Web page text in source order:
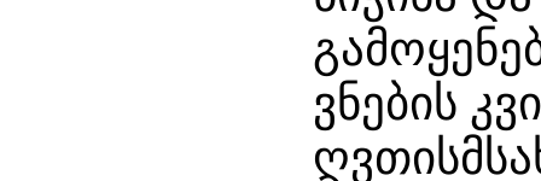
ვნების